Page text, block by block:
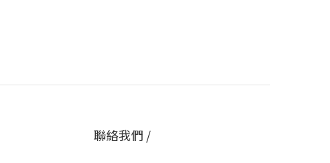
聯絡我們 /